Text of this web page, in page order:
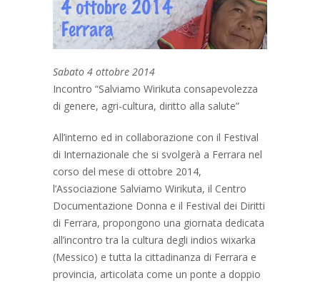
Sabato 4 ottobre 2014
Incontro “Salviamo Wirikuta consapevolezza
di genere, agri-cultura, diritto alla salute”
All’interno ed in collaborazione con il Festival
di Internazionale che si svolgerà a Ferrara nel
corso del mese di ottobre 2014,
l’Associazione Salviamo Wirikuta, il Centro
Documentazione Donna e il Festival dei Diritti
di Ferrara, propongono una giornata dedicata
all’incontro tra la cultura degli indios wixarka
(Messico) e tutta la cittadinanza di Ferrara e
provincia, articolata come un ponte a doppio